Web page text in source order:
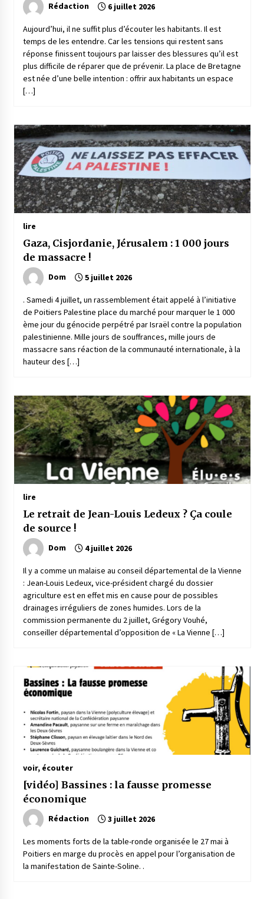
Rédaction 6 juillet 2026
Aujourd’hui, il ne suffit plus d’écouter les habitants. Il est
temps de les entendre. Car les tensions qui restent sans
réponse finissent toujours par laisser des blessures qu’il est
plus difficile de réparer que de prévenir. La place de Bretagne
est née d’une belle intention : offrir aux habitants un espace
[…]
lire
Gaza, Cisjordanie, Jérusalem : 1 000 jours
de massacre !
Dom 5 juillet 2026
. Samedi 4 juillet, un rassemblement était appelé à l’initiative
de Poitiers Palestine place du marché pour marquer le 1 000
ème jour du génocide perpétré par Israël contre la population
palestinienne. Mille jours de souffrances, mille jours de
massacre sans réaction de la communauté internationale, à la
hauteur des […]
lire
Le retrait de Jean-Louis Ledeux ? Ça coule
de source !
Dom 4 juillet 2026
Il y a comme un malaise au conseil départemental de la Vienne
: Jean-Louis Ledeux, vice-président chargé du dossier
agriculture est en effet mis en cause pour de possibles
drainages irréguliers de zones humides. Lors de la
commission permanente du 2 juillet, Grégory Vouhé,
conseiller départemental d’opposition de « La Vienne […]
voir, écouter
[vidéo] Bassines : la fausse promesse
économique
Rédaction 3 juillet 2026
Les moments forts de la table-ronde organisée le 27 mai à
Poitiers en marge du procès en appel pour l’organisation de
la manifestation de Sainte-Soline. .